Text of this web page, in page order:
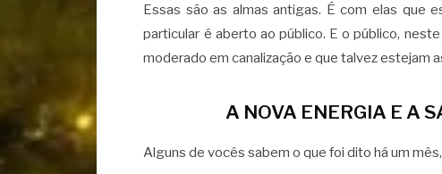
Essas são as almas antigas. É com elas que
particular é aberto ao público. E o público,
moderado em canalização e que talvez estejam
A NOVA ENERGIA E A
Alguns de vocês sabem o que foi dito há um